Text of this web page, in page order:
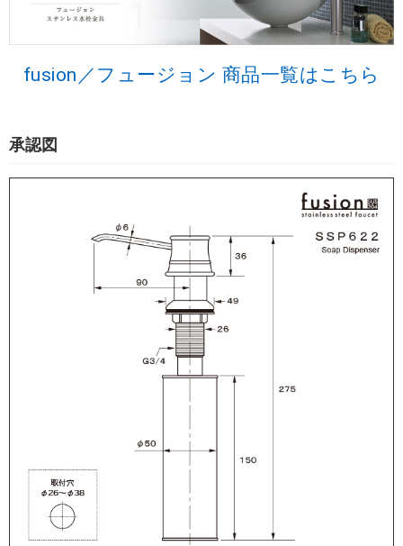
fusion／フュージョン 商品一覧はこちら
承認図